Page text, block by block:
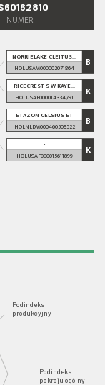
NUMER
NORRIELAKE CLEITUS...
HOLUSAM000002071864
B
RICECREST S-W KAYE...
HOLUSAF000014334791
K
ETAZON CELSIUS ET
HOLNLDM000460508522
B
-
HOLUSAF000015611899 K
Podindeks
produkcyjny
Podindeks
pokroju ogólny